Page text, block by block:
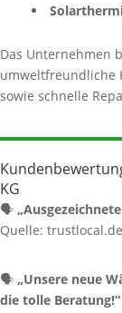
Das Unternehmen
umweltfreundliche
sowie schnelle
KG
🗣️
Quelle: trustlocal.de
🗣️ „Unsere neue
die tolle Beratung!“